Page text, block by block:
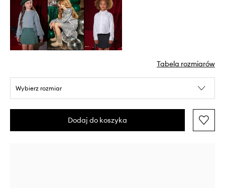
Tabela rozmiarów
Wybierz rozmiar
Dodaj do koszyka